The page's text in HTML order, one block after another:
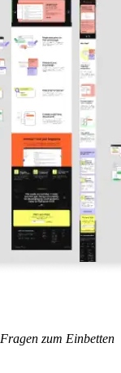
zum Einbetten